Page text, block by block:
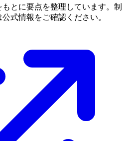
とに要点を整理しています。制
式情報をご確認ください。